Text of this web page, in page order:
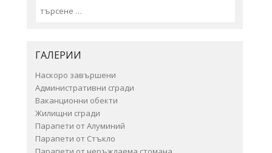
ГАЛЕРИИ
Наскоро завършени
Административни сгради
Ваканционни обекти
Жилищни сгради
Парапети от Алуминий
Парапети от Стъкло